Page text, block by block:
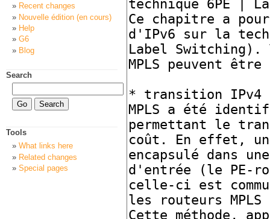
Recent changes
Nouvelle édition (en cours)
Help
G6
Blog
Search
Tools
What links here
Related changes
Special pages